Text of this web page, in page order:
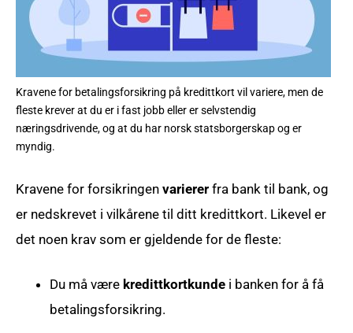
Kravene for betalingsforsikring på kredittkort vil variere, men de
fleste krever at du er i fast jobb eller er selvstendig
næringsdrivende, og at du har norsk statsborgerskap og er
myndig.
Kravene for forsikringenvarierer fra bank til bank, og
er nedskrevet i vilkårene til ditt kredittkort. Likevel er
det noen krav som er gjeldende for de fleste:
Du må være kredittkortkunde i banken for å få
betalingsforsikring.